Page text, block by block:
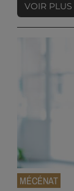
VOIR PLUS
MÉCÉNAT